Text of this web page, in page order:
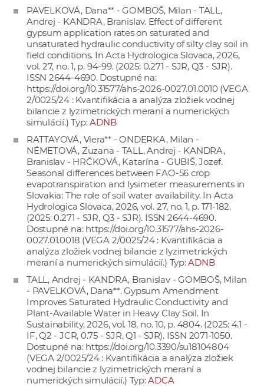
n
k
o
h
S
PAVELKOVÁ, Dana** - GOMBOŠ, Milan - TALL,
Andrej - KANDRA, Branislav. Effect of different
gypsum application rates on saturated and
unsaturated hydraulic conductivity of silty clay soil in
field conditions. In Acta Hydrologica Slovaca, 2026,
vol. 27, no. 1, p. 94-99. (2025: 0.271 - SJR, Q3 - SJR).
ISSN 2644-4690. Dostupné na:
https://doi.org/10.31577/ahs-2026-0027.01.0010(VEGA
2/0025/24 : Kvantifikácia a analýza zložiek vodnej
bilancie z lyzimetrických meraní a numerických
simulácií.) Typ:ADNB
RATTAYOVÁ, Viera** - ONDERKA, Milan -
NÉMETOVÁ, Zuzana - TALL, Andrej - KANDRA,
Branislav - HRČKOVÁ, Katarína - GUBIŠ, Jozef.
Seasonal differences between FAO-56 crop
evapotranspiration and lysimeter measurements in
Slovakia: The role of soil water availability. In Acta
Hydrologica Slovaca, 2026, vol. 27, no. 1, p. 171-182.
(2025: 0.271 - SJR, Q3 - SJR). ISSN 2644-4690.
Dostupné na: https://doi.org/10.31577/ahs-2026-
0027.01.0018 (VEGA 2/0025/24 : Kvantifikácia a
analýza zložiek vodnej bilancie z lyzimetrických
meraní a numerických simulácií.) Typ:ADNB
TALL, Andrej - KANDRA, Branislav - GOMBOŠ, Milan
- PAVELKOVÁ, Dana**. Gypsum Amendment
Improves Saturated Hydraulic Conductivity and
Plant-Available Water in Heavy Clay Soil. In
Sustainability, 2026, vol. 18, no. 10, p. 4804. (2025: 4.1 -
IF, Q2 - JCR, 0.75 - SJR, Q1 - SJR). ISSN 2071-1050.
Dostupné na: https://doi.org/10.3390/su18104804
(VEGA 2/0025/24 : Kvantifikácia a analýza zložiek
vodnej bilancie z lyzimetrických meraní a
numerických simulácií.) Typ:ADCA